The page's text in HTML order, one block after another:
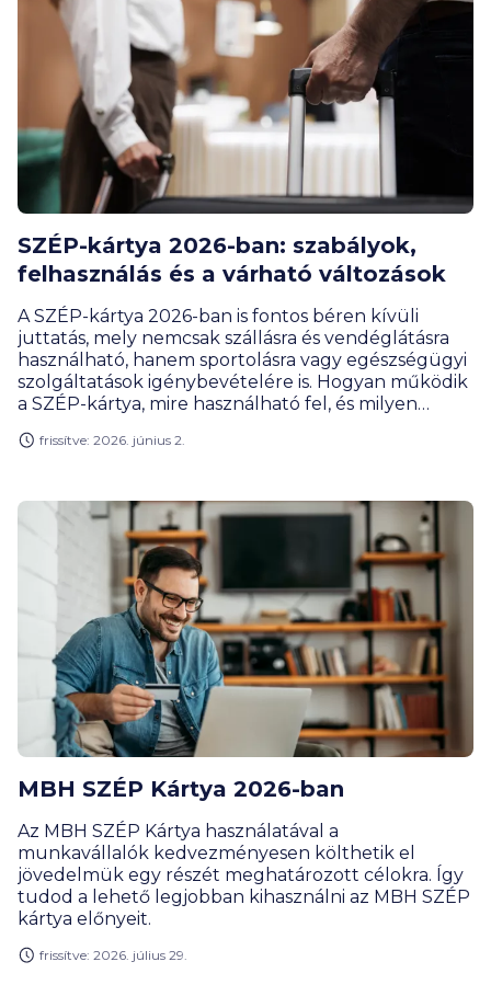
SZÉP-kártya 2026-ban: szabályok,
felhasználás és a várható változások
A SZÉP-kártya 2026-ban is fontos béren kívüli
juttatás, mely nemcsak szállásra és vendéglátásra
használható, hanem sportolásra vagy egészségügyi
szolgáltatások igénybevételére is. Hogyan működik
a SZÉP-kártya, mire használható fel, és milyen
frissítve: 2026. június 2.
MBH SZÉP Kártya 2026-ban
Az MBH SZÉP Kártya használatával a
munkavállalók kedvezményesen költhetik el
jövedelmük egy részét meghatározott célokra. Így
tudod a lehető legjobban kihasználni az MBH SZÉP
kártya előnyeit.
frissítve: 2026. július 29.